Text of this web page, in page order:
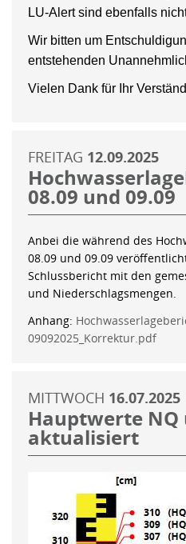
LU-Alert sind ebenfalls
Wir bitten um
entstehenden
Vielen Dank für Ihr
FREITAG 12.09.2025
08.09 und 09.09
Anbei die während des
08.09 und 09.09
Schlussbericht mit den
und Niederschlagsmengen.
Anhang:
09092025_Korrektur.pdf
MITTWOCH 16.07.2025
Hauptwerte NQ
aktualisiert